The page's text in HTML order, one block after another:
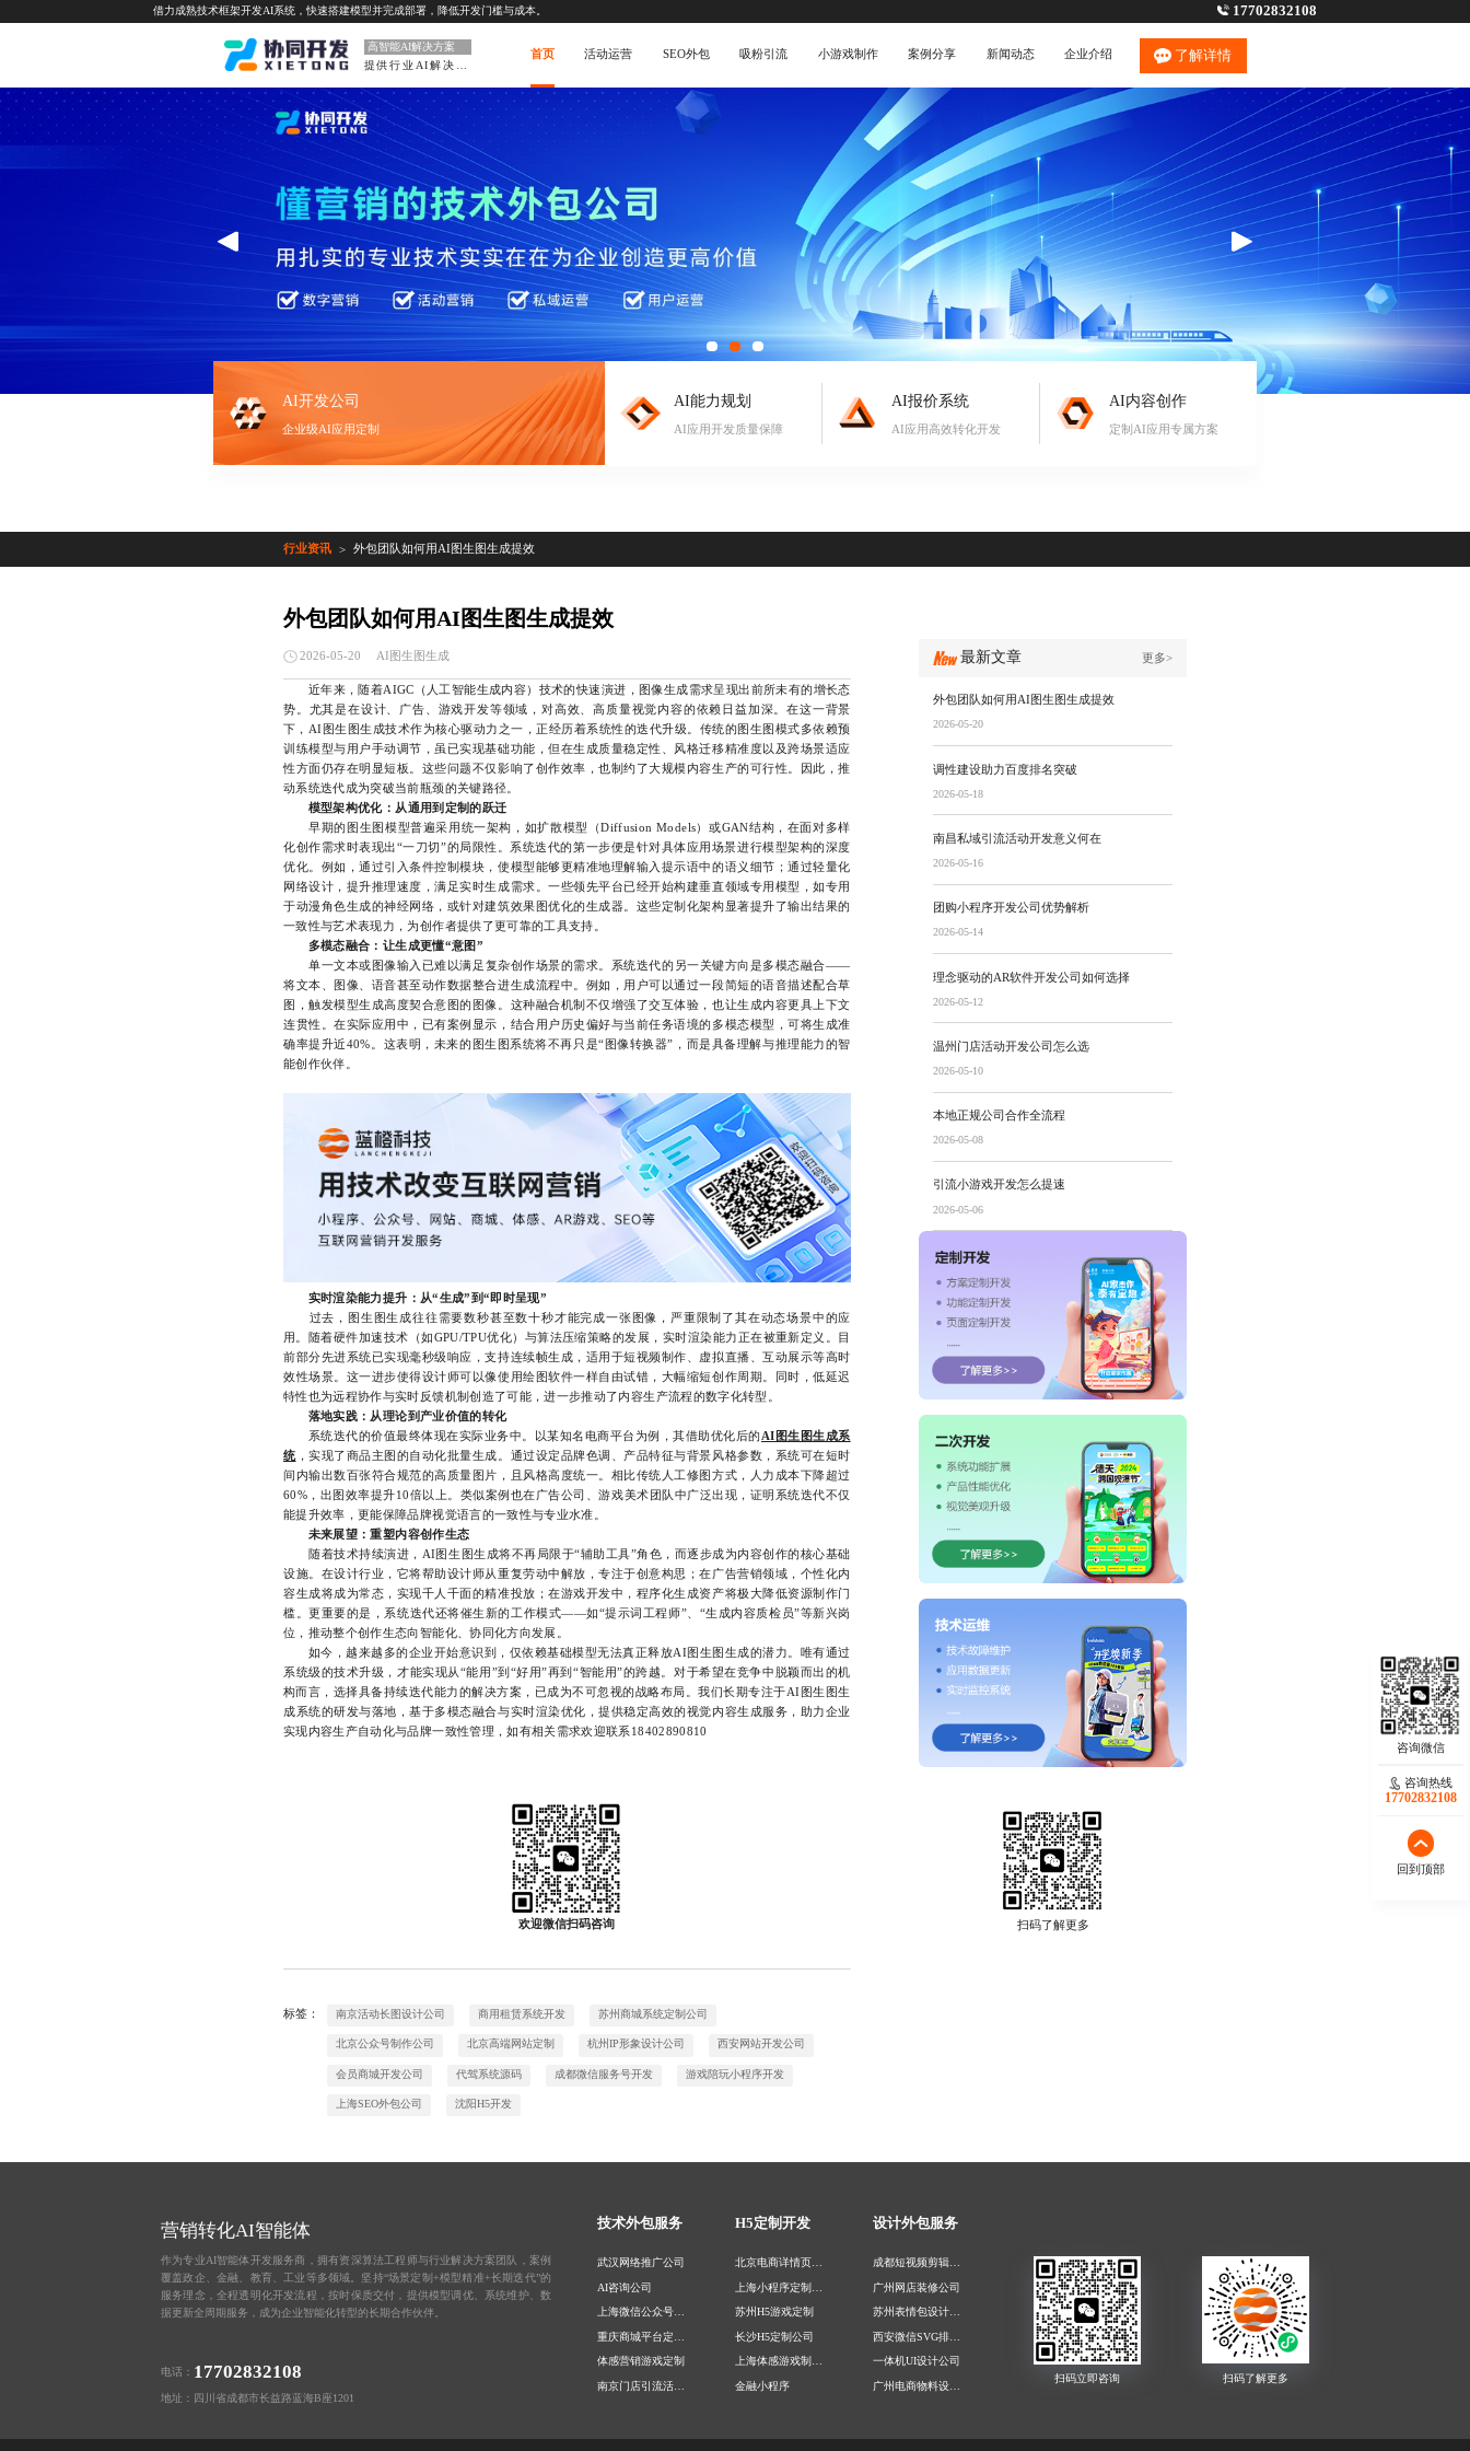
借力成熟技术框架开发AI系统，快速搭建模型并完成部署，降低开发门槛与成本。 17702832108
高智能AI解决方案
首页 活动运营 SEO外包 吸粉引流 小游戏制作 案例分享 新闻动态 企业介绍 了解详情
AI开发公司
企业级AI应用定制
AI能力规划
AI应用开发质量保障
AI报价系统
AI应用高效转化开发
AI内容创作
定制AI应用专属方案
行业资讯 > 外包团队如何用AI图生图生成提效
外包团队如何用AI图生图生成提效
2026-05-20 AI图生图生成
近年来，随着AIGC（人工智能生成内容）技术的快速演进，图像生成需求呈现出前所未有的增长态
势。尤其是在设计、广告、游戏开发等领域，对高效、高质量视觉内容的依赖日益加深。在这一背景
下，AI图生图生成技术作为核心驱动力之一，正经历着系统性的迭代升级。传统的图生图模式多依赖预
训练模型与用户手动调节，虽已实现基础功能，但在生成质量稳定性、风格迁移精准度以及跨场景适应
性方面仍存在明显短板。这些问题不仅影响了创作效率，也制约了大规模内容生产的可行性。因此，推
动系统迭代成为突破当前瓶颈的关键路径。
模型架构优化：从通用到定制的跃迁
早期的图生图模型普遍采用统一架构，如扩散模型（Diffusion Models）或GAN结构，在面对多样
化创作需求时表现出“一刀切”的局限性。系统迭代的第一步便是针对具体应用场景进行模型架构的深度
优化。例如，通过引入条件控制模块，使模型能够更精准地理解输入提示语中的语义细节；通过轻量化
网络设计，提升推理速度，满足实时生成需求。一些领先平台已经开始构建垂直领域专用模型，如专用
于动漫角色生成的神经网络，或针对建筑效果图优化的生成器。这些定制化架构显著提升了输出结果的
一致性与艺术表现力，为创作者提供了更可靠的工具支持。
多模态融合：让生成更懂“意图”
单一文本或图像输入已难以满足复杂创作场景的需求。系统迭代的另一关键方向是多模态融合——
将文本、图像、语音甚至动作数据整合进生成流程中。例如，用户可以通过一段简短的语音描述配合草
图，触发模型生成高度契合意图的图像。这种融合机制不仅增强了交互体验，也让生成内容更具上下文
连贯性。在实际应用中，已有案例显示，结合用户历史偏好与当前任务语境的多模态模型，可将生成准
确率提升近40%。这表明，未来的图生图系统将不再只是“图像转换器”，而是具备理解与推理能力的智
能创作伙伴。
实时渲染能力提升：从“生成”到“即时呈现”
过去，图生图生成往往需要数秒甚至数十秒才能完成一张图像，严重限制了其在动态场景中的应
用。随着硬件加速技术（如GPU/TPU优化）与算法压缩策略的发展，实时渲染能力正在被重新定义。目
前部分先进系统已实现毫秒级响应，支持连续帧生成，适用于短视频制作、虚拟直播、互动展示等高时
效性场景。这一进步使得设计师可以像使用绘图软件一样自由试错，大幅缩短创作周期。同时，低延迟
特性也为远程协作与实时反馈机制创造了可能，进一步推动了内容生产流程的数字化转型。
落地实践：从理论到产业价值的转化
系统迭代的价值最终体现在实际业务中。以某知名电商平台为例，其借助优化后的 AI图生图生成系
统 ，实现了商品主图的自动化批量生成。通过设定品牌色调、产品特征与背景风格参数，系统可在短时
间内输出数百张符合规范的高质量图片，且风格高度统一。相比传统人工修图方式，人力成本下降超过
60%，出图效率提升10倍以上。类似案例也在广告公司、游戏美术团队中广泛出现，证明系统迭代不仅
能提升效率，更能保障品牌视觉语言的一致性与专业水准。
未来展望：重塑内容创作生态
随着技术持续演进，AI图生图生成将不再局限于“辅助工具”角色，而逐步成为内容创作的核心基础
设施。在设计行业，它将帮助设计师从重复劳动中解放，专注于创意构思；在广告营销领域，个性化内
容生成将成为常态，实现千人千面的精准投放；在游戏开发中，程序化生成资产将极大降低资源制作门
槛。更重要的是，系统迭代还将催生新的工作模式——如“提示词工程师”、“生成内容质检员”等新兴岗
位，推动整个创作生态向智能化、协同化方向发展。
如今，越来越多的企业开始意识到，仅依赖基础模型无法真正释放AI图生图生成的潜力。唯有通过
系统级的技术升级，才能实现从“能用”到“好用”再到“智能用”的跨越。对于希望在竞争中脱颖而出的机
构而言，选择具备持续迭代能力的解决方案，已成为不可忽视的战略布局。我们长期专注于AI图生图生
成系统的研发与落地，基于多模态融合与实时渲染优化，提供稳定高效的视觉内容生成服务，助力企业
实现内容生产自动化与品牌一致性管理，如有相关需求欢迎联系18402890810
欢迎微信扫码咨询
标签： 南京活动长图设计公司 商用租赁系统开发 苏州商城系统定制公司
北京公众号制作公司 北京高端网站定制 杭州IP形象设计公司 西安网站开发公司
会员商城开发公司 代驾系统源码 成都微信服务号开发 游戏陪玩小程序开发
上海SEO外包公司 沈阳H5开发
最新文章 更多>
外包团队如何用AI图生图生成提效
2026-05-20
调性建设助力百度排名突破
2026-05-18
南昌私域引流活动开发意义何在
2026-05-16
团购小程序开发公司优势解析
2026-05-14
理念驱动的AR软件开发公司如何选择
2026-05-12
温州门店活动开发公司怎么选
2026-05-10
本地正规公司合作全流程
2026-05-08
引流小游戏开发怎么提速
2026-05-06
扫码了解更多
咨询热线
17702832108
回到顶部
营销转化AI智能体
作为专业AI智能体开发服务商，拥有资深算法工程师与行业解决方案团队，案例
覆盖政企、金融、教育、工业等多领域。坚持“场景定制+模型精准+长期迭代”的
服务理念，全程透明化开发流程，按时保质交付，提供模型调优、系统维护、数
据更新全周期服务，成为企业智能化转型的长期合作伙伴。
电话： 17702832108
地址：四川省成都市长益路蓝海B座1201
技术外包服务
武汉网络推广公司
AI咨询公司
上海微信公众号定制
体感营销游戏定制
H5定制开发
北京电商详情页设计
苏州H5游戏定制
长沙H5定制公司
上海体感游戏制作公司
金融小程序
设计外包服务
成都短视频剪辑处理
广州网店装修公司
苏州表情包设计公司
一体机UI设计公司